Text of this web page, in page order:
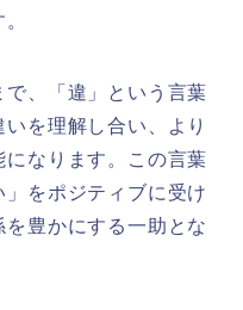
、「違」という言葉
を理解し合い、より
なります。この言葉
をポジティブに受け
豊かにする一助とな